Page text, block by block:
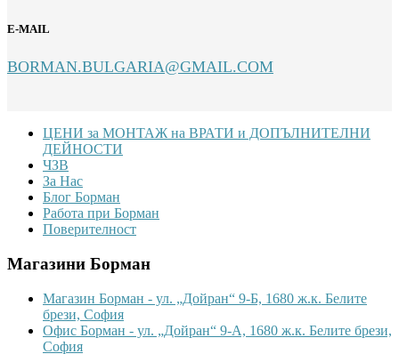
E-MAIL
BORMAN.BULGARIA@GMAIL.COM
FooterЦЕНИ за МОНТАЖ на ВРАТИ и ДОПЪЛНИТЕЛНИ
ДЕЙНОСТИ
ЧЗВ
За Нас
Блог Борман
Работа при Борман
Поверителност
Магазини Борман
Магазин Борман - ул. „Дойран“ 9-Б, 1680 ж.к. Белите
брези, София
Офис Борман - ул. „Дойран“ 9-А, 1680 ж.к. Белите брези,
София